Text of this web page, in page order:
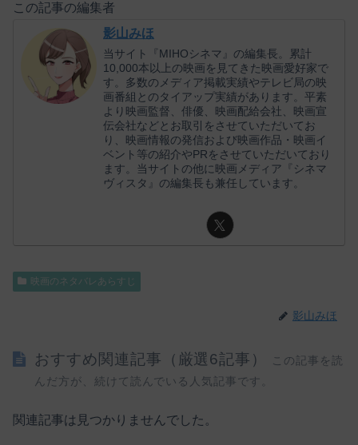
この記事の編集者
影山みほ
当サイト『MIHOシネマ』の編集長。累計
10,000本以上の映画を見てきた映画愛好家で
す。多数のメディア掲載実績やテレビ局の映
画番組とのタイアップ実績があります。平素
より映画監督、俳優、映画配給会社、映画宣
伝会社などとお取引をさせていただいてお
り、映画情報の発信および映画作品・映画イ
ベント等の紹介やPRをさせていただいており
ます。当サイトの他に映画メディア『シネマ
ヴィスタ』の編集長も兼任しています。
映画のネタバレあらすじ
影山みほ
おすすめ関連記事（厳選6記事）
この記事を読
んだ方が、続けて読んでいる人気記事です。
関連記事は見つかりませんでした。